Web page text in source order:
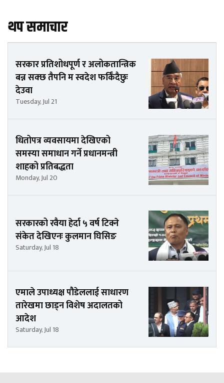
थप समाचार
सरकार प्रतिशोधपूर्ण र अलोकतान्त्रिक
बन्न सक्छ तैपनि म स्वदेश फर्किँदैछुः
देउवा
Tuesday, Jul 21
धितोपत्र व्यवसायमा देखिएको
समस्या समाधान गर्ने प्रधानमन्त्री
शाहको प्रतिबद्धता
Monday, Jul 20
सरकारको रवैया हेर्दा ५ वर्ष टिक्ने
संकेत देखिएनः कुलमान घिसिङ
Saturday, Jul 18
एमाले उपाध्यक्ष पौडेललाई साधारण
तारेखमा छाड्न विशेष अदालतको
आदेश
Saturday, Jul 18